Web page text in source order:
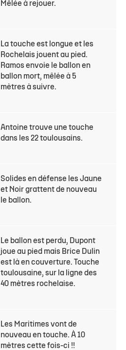
Mêlée à rejouer.
La touche est longue et les
Rochelais jouent au pied.
Ramos envoie le ballon en
ballon mort, mêlée à 5
mètres à suivre.
Antoine trouve une touche
dans les 22 toulousains.
Solides en défense les Jaune
et Noir grattent de nouveau
le ballon.
Le ballon est perdu, Dupont
joue au pied mais Brice Dulin
est là en couverture. Touche
toulousaine, sur la ligne des
40 mètres rochelaise.
Les Maritimes vont de
nouveau en touche. À 10
mètres cette fois-ci !!